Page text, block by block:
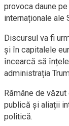
provoca daune
internaționale ale
Discursul va fi
și în capitalele
încearcă să
administrația
Rămâne de
publică și aliații
politică.